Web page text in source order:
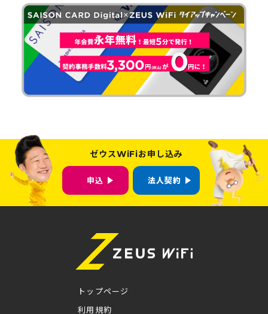
ゼウスWiFiお申し込み
申込 法人契約
トップページ
利用規約